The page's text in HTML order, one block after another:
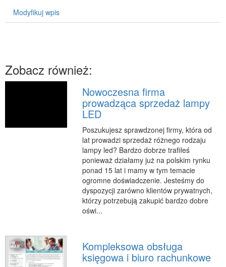
POPULARYZACJA
Inne Agencje
RUCH
Imprezy Integracyjne
Zajęcia Sportowe i Rekreacyjne
Restauracje, Catering
Adwokaci, Porady Prawne
Serwis
Inne Usługi
Modyfikuj wpis
Zobacz również:
Nowoczesna firma
prowadząca sprzedaż lampy
LED
Poszukujesz sprawdzonej firmy, która od
lat prowadzi sprzedaż różnego rodzaju
lampy led? Bardzo dobrze trafiłeś
ponieważ działamy już na polskim rynku
ponad 15 lat i mamy w tym temacie
ogromne doświadczenie. Jesteśmy do
dyspozycji zarówno klientów prywatnych,
którzy potrzebują zakupić bardzo dobre
oświ...
Kompleksowa obsługa
księgowa i biuro rachunkowe